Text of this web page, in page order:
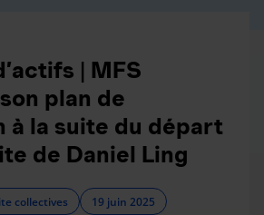
| MFS
plan de
à la suite du départ
de Daniel Ling
collectives 19 juin 2025